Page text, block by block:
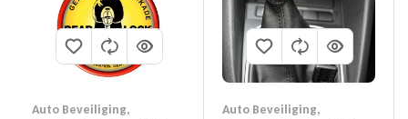
Auto Beveiliging,
Auto Beveiliging,